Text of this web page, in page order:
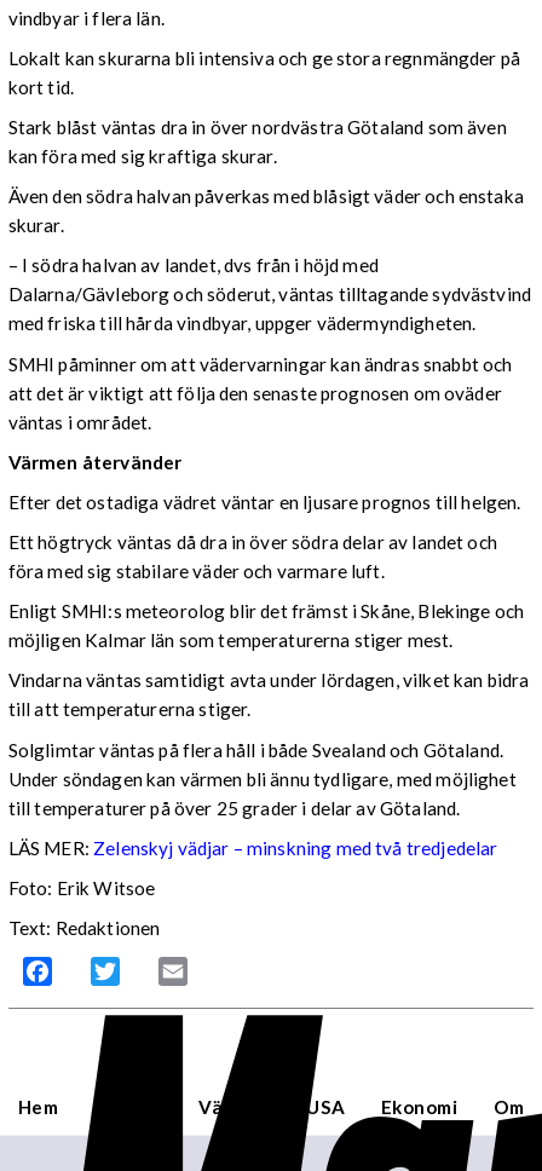
vindbyar i flera län.
Lokalt kan skurarna bli intensiva och ge stora regnmängder på
kort tid.
Stark blåst väntas dra in över nordvästra Götaland som även
kan föra med sig kraftiga skurar.
Även den södra halvan påverkas med blåsigt väder och enstaka
skurar.
– I södra halvan av landet, dvs från i höjd med
Dalarna/Gävleborg och söderut, väntas tilltagande sydvästvind
med friska till hårda vindbyar, uppger vädermyndigheten.
SMHI påminner om att vädervarningar kan ändras snabbt och
att det är viktigt att följa den senaste prognosen om oväder
väntas i området.
Värmen återvänder
Efter det ostadiga vädret väntar en ljusare prognos till helgen.
Ett högtryck väntas då dra in över södra delar av landet och
föra med sig stabilare väder och varmare luft.
Enligt SMHI:s meteorolog blir det främst i Skåne, Blekinge och
möjligen Kalmar län som temperaturerna stiger mest.
Vindarna väntas samtidigt avta under lördagen, vilket kan bidra
till att temperaturerna stiger.
Solglimtar väntas på flera håll i både Svealand och Götaland.
Under söndagen kan värmen bli ännu tydligare, med möjlighet
till temperaturer på över 25 grader i delar av Götaland.
LÄS MER: Zelenskyj vädjar – minskning med två tredjedelar
Foto: Erik Witsoe
Text: Redaktionen
Facebook Twitter
Hem Sverige Världen USA Ekonomi Om